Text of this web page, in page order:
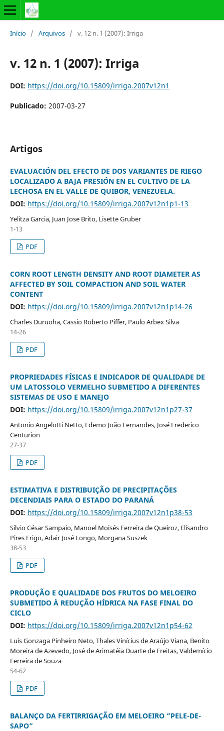
Início / Arquivos / v. 12 n. 1 (2007): Irriga
v. 12 n. 1 (2007): Irriga
DOI: https://doi.org/10.15809/irriga.2007v12n1
Publicado: 2007-03-27
Artigos
EVALUACIÓN DEL EFECTO DE DOS VARIANTES DE RIEGO
LOCALIZADO A BAJA PRESIÓN EN EL CULTIVO DE LA
LECHOSA EN EL VALLE DE QUIBOR, VENEZUELA.
DOI: https://doi.org/10.15809/irriga.2007v12n1p1-13
Yelitza Garcia, Juan Jose Brito, Lisette Gruber
1-13
PDF
CORN ROOT LENGTH DENSITY AND ROOT DIAMETER AS
AFFECTED BY SOIL COMPACTION AND SOIL WATER
CONTENT
DOI: https://doi.org/10.15809/irriga.2007v12n1p14-26
Charles Duruoha, Cassio Roberto Piffer, Paulo Arbex Silva
14-26
PDF
PROPRIEDADES FÍSICAS E INDICADOR DE QUALIDADE DE
UM LATOSSOLO VERMELHO SUBMETIDO A DIFERENTES
SISTEMAS DE USO E MANEJO
DOI: https://doi.org/10.15809/irriga.2007v12n1p27-37
Antonio Angelotti Netto, Edemo João Fernandes, José Frederico
Centurion
27-37
PDF
ESTIMATIVA E DISTRIBUIÇÃO DE PRECIPITAÇÕES
DECENDIAIS PARA O ESTADO DO PARANÁ
DOI: https://doi.org/10.15809/irriga.2007v12n1p38-53
Silvio César Sampaio, Manoel Moisés Ferreira de Queiroz, Elisandro
Pires Frigo, Adair José Longo, Morgana Suszek
38-53
PDF
PRODUÇÃO E QUALIDADE DOS FRUTOS DO MELOEIRO
SUBMETIDO À REDUÇÃO HÍDRICA NA FASE FINAL DO
CICLO
DOI: https://doi.org/10.15809/irriga.2007v12n1p54-62
Luis Gonzaga Pinheiro Neto, Thales Vinícius de Araújo Viana, Benito
Moreira de Azevedo, José de Arimatéia Duarte de Freitas, Valdemício
Ferreira de Souza
54-62
PDF
BALANÇO DA FERTIRRIGAÇÃO EM MELOEIRO “PELE-DE-
SAPO”